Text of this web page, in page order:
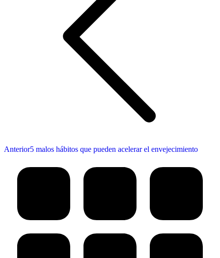
AnteriorPublicación
5 malos hábitos que pueden acelerar el envejecimiento